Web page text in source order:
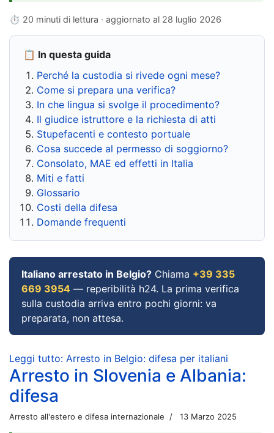
⏱ 20 minuti di lettura · aggiornato al 28 luglio 2026
📋 In questa guida
Perché la custodia si rivede ogni mese?
Come si prepara una verifica?
In che lingua si svolge il procedimento?
Il giudice istruttore e la richiesta di atti
Stupefacenti e contesto portuale
Cosa succede al permesso di soggiorno?
Consolato, MAE ed effetti in Italia
Miti e fatti
Glossario
Costi della difesa
Domande frequenti
Italiano arrestato in Belgio? Chiama +39 335
669 3954 — reperibilità h24. La prima verifica
sulla custodia arriva entro pochi giorni: va
preparata, non attesa.
Leggi tutto: Arresto in Belgio: difesa per italiani
Arresto in Slovenia e Albania:
difesa
Arresto all'estero e difesa internazionale 13 Marzo 2025